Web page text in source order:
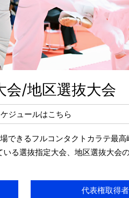
会/地区選抜大会
ジュールはこちら
できるフルコンタクトカラテ最
る選抜指定大会、地区選抜大会
代表権取得